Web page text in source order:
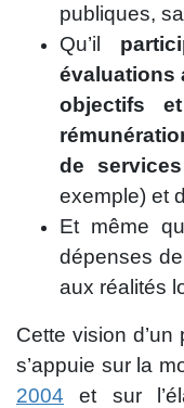
publiques,
Qu’il
évaluations
objectifs
de
exemple) et
Et même
dépenses
aux réalités
Cette vision d’un
s’appuie sur la
2004 et sur